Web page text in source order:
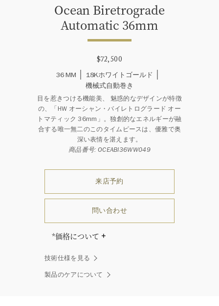
Ocean Biretrograde
Automatic 36mm
$72,500
36 MM
18Kホワイトゴールド
機械式自動巻き
目を惹きつける機能美、 魅惑的なデザインが特徴
の、「HW オーシャン・バイレトログラード オー
トマティック 36mm」。独創的なエネルギーが融
合する唯一無二のこのタイムピースは、優雅で奥
深い表情を湛えます。
商品番号: OCEABI36WW049
来店予約
問い合わせ
*価格について
ありません」創始者ハリー・ウィン
ストンはそう語りました。ハリー・
ウィンストンによって厳選された最
技術仕様を見る
製品のケアについて